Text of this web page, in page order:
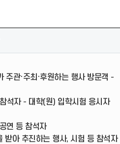
주관·주최·후원하는 행사 방문객 -
석자 - 대학(원) 입학시험 응시자
연 등 참석자
받아 추진하는 행사, 시험 등 참석자